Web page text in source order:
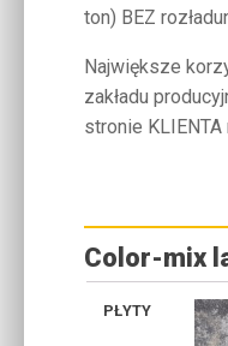
ton) BEZ
Największe
zakładu
stronie KLIENTA
Color-mix
WAPIEŃ
DEWOŃSKI